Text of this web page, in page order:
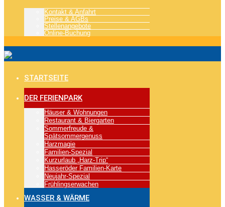
Kontakt & Anfahrt
Preise & AGBs
Stellenangebote
Online-Buchung
STARTSEITE
DER FERIENPARK
Häuser & Wohnungen
Restaurant & Biergarten
Sommerfreude &
Spätsommergenuss
Harzmagie
Familien-Spezial
Kurzurlaub „Harz-Trip“
Hasseröder Familien-Karte
Neujahr-Spezial
Frühlingserwachen
WASSER & WÄRME